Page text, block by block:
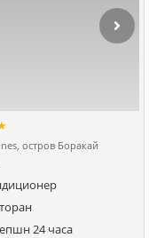
остров Боракай
24 часа